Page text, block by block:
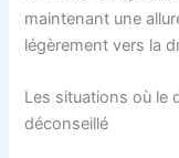
maintenant une
légèrement vers la
Les situations où le
déconseillé